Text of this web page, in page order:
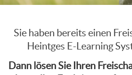
Sie haben bereits einen
Heintges E-Learning
Dann lösen Sie Ihren